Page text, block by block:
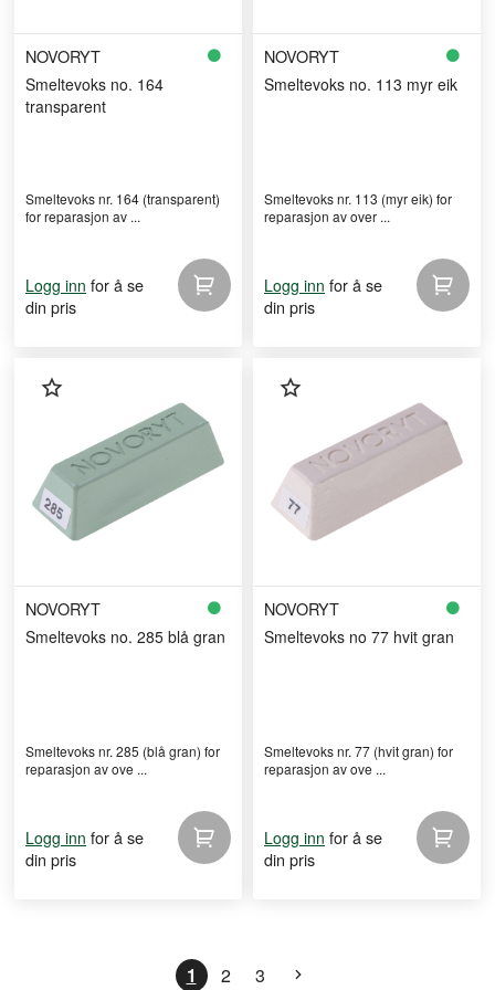
NOVORYT
Smeltevoks no. 164
transparent
Smeltevoks nr. 164 (transparent)
for reparasjon av ...
Logg inn for å se
din pris
NOVORYT
Smeltevoks no. 113 myr eik
Smeltevoks nr. 113 (myr eik) for
reparasjon av over ...
Logg inn for å se
din pris
NOVORYT
Smeltevoks no. 285 blå gran
Smeltevoks nr. 285 (blå gran) for
reparasjon av ove ...
Logg inn for å se
din pris
NOVORYT
Smeltevoks no 77 hvit gran
Smeltevoks nr. 77 (hvit gran) for
reparasjon av ove ...
Logg inn for å se
din pris
1 2 3